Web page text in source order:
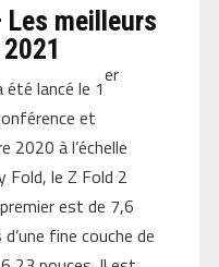
meilleurs
été lancé le 1
er
et
2020 à l’échelle
Fold, le Z Fold 2
est de 7,6
fine couche de